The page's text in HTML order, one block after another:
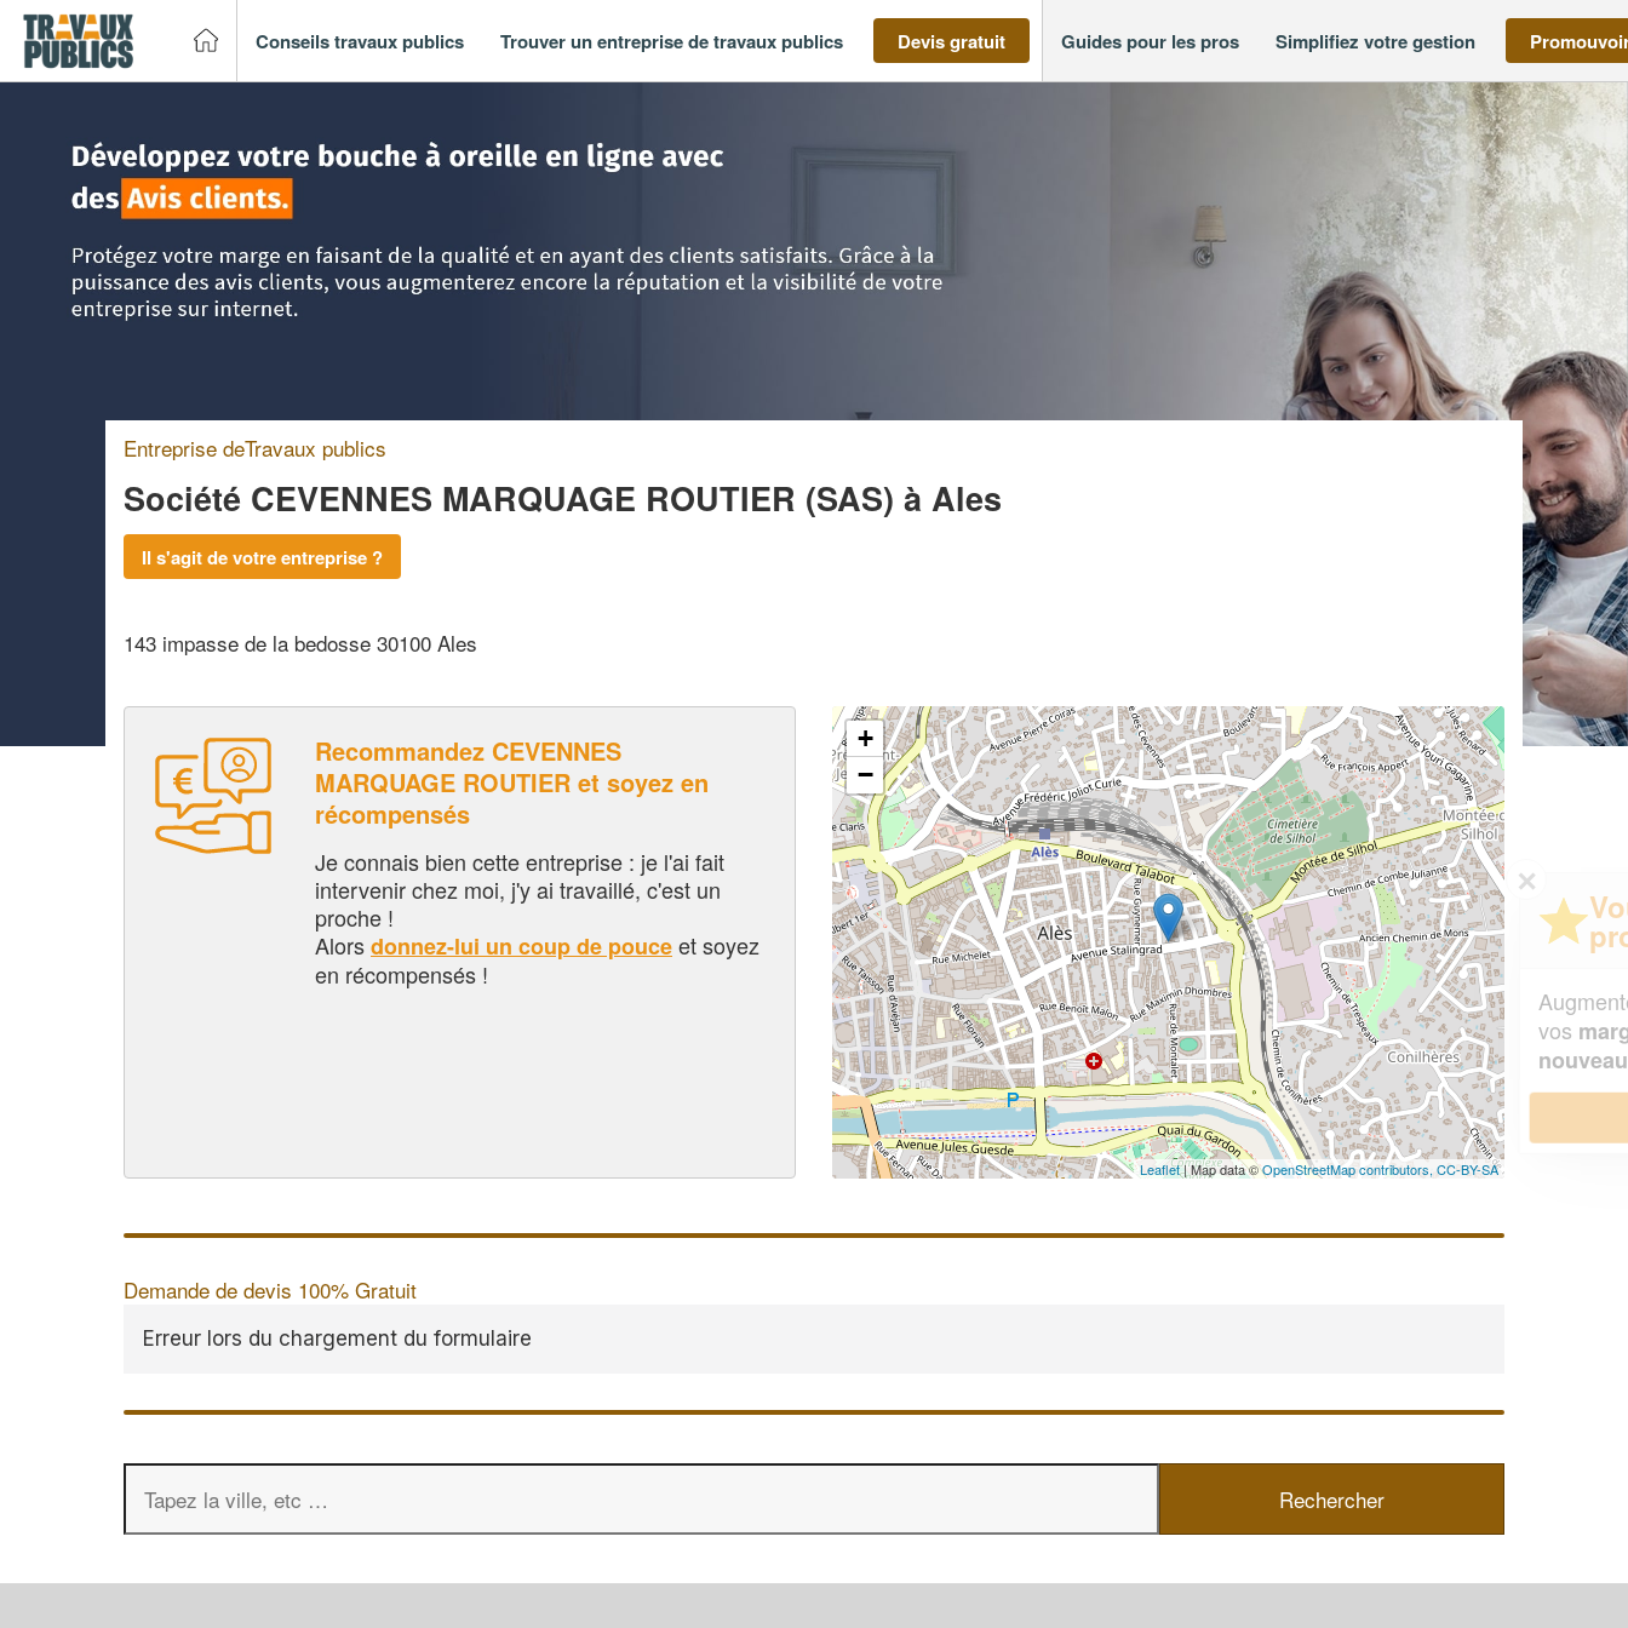
Conseils travaux publics Trouver un entreprise de travaux publics Devis gratuit Guides pour les pros Simplifiez votre gestion
Entreprise deTravaux publics
Société CEVENNES MARQUAGE ROUTIER (SAS) à Ales
Il s'agit de votre entreprise ?
143 impasse de la bedosse 30100 Ales
Recommandez CEVENNES
MARQUAGE ROUTIER et soyez en
récompensés
Je connais bien cette entreprise : je l'ai fait
intervenir chez moi, j'y ai travaillé, c'est un
proche !
Alorsdonnez-lui un coup de pouceet soyez
en récompensés !
+
−
Leaflet| Map data ©OpenStreetMap contributors, CC-BY-SA
Demande de devis 100% Gratuit
Erreur lors du chargement du formulaire
✕
Vous êtes un
professionnel ?
Augmentez votrechiffre d'affaireset
vosmargestout en gagnant de
nouveaux clients!
En savoir plus